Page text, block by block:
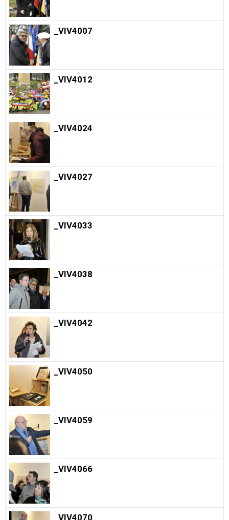
_VIV4007
_VIV4012
_VIV4024
_VIV4027
_VIV4033
_VIV4038
_VIV4042
_VIV4050
_VIV4059
_VIV4066
_VIV4070